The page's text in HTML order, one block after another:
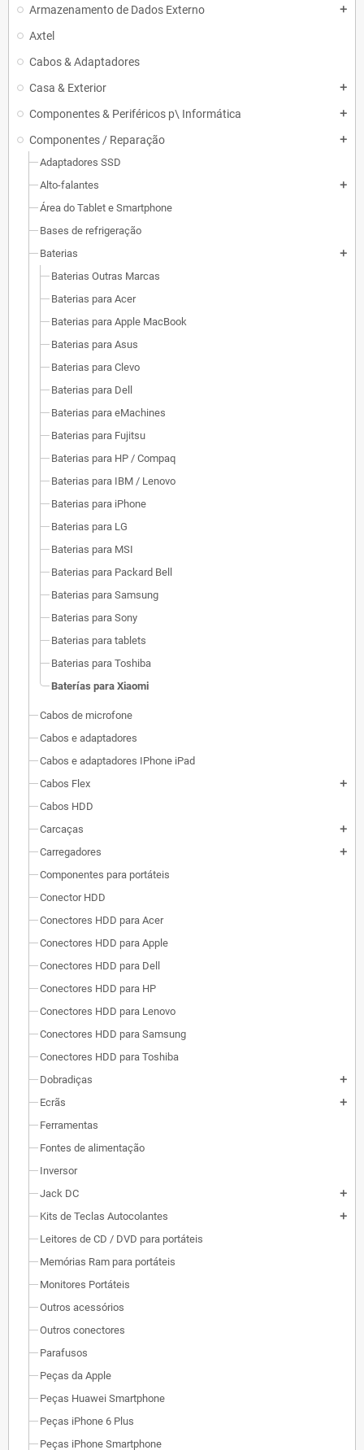
Armazenamento de Dados Externo add
Axtel
Cabos & Adaptadores
Casa & Exterior
add
Componentes & Periféricos p\ Informática add
Componentes / Reparação add
Adaptadores SSD
Alto-falantes
add
Área do Tablet e Smartphone
Bases de refrigeração
Baterias
add
Baterias Outras Marcas
Baterias para Acer
Baterias para Apple MacBook
Baterias para Asus
Baterias para Clevo
Baterias para Dell
Baterias para eMachines
Baterias para Fujitsu
Baterias para HP / Compaq
Baterias para IBM / Lenovo
Baterias para iPhone
Baterias para LG
Baterias para MSI
Baterias para Packard Bell
Baterias para Samsung
Baterias para Sony
Baterias para tablets
Baterias para Toshiba
Baterías para Xiaomi
Cabos de microfone
Cabos e adaptadores
Cabos e adaptadores IPhone iPad
Cabos Flex
add
Cabos HDD
Carcaças
add
Carregadores add
Componentes para portáteis
Conector HDD
Conectores HDD para Acer
Conectores HDD para Apple
Conectores HDD para Dell
Conectores HDD para HP
Conectores HDD para Lenovo
Conectores HDD para Samsung
Conectores HDD para Toshiba
Dobradiças
add
Ecrãs add
Ferramentas
Fontes de alimentação
Inversor
Jack DC
add
Kits de Teclas Autocolantes add
Leitores de CD / DVD para portáteis
Memórias Ram para portáteis
Monitores Portáteis
Outros acessórios
Outros conectores
Parafusos
Peças da Apple
Peças Huawei Smartphone
Peças iPhone 6 Plus
Peças iPhone Smartphone